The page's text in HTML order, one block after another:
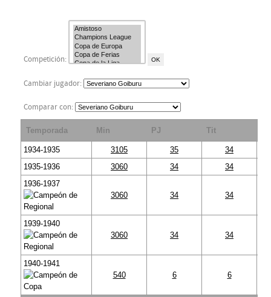
Competición:
Cambiar jugador:
Comparar con:
Temporada Min PJ Tit
1934-1935 3105 35
34
1935-1936
3060 34
34
1936-1937
3060
34 34
1939-1940
3060
34 34
1940-1941
540
6 6